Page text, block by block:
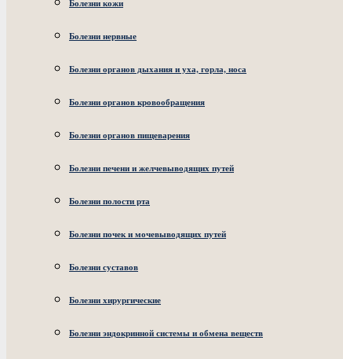
Болезни кожи
Болезни нервные
Болезни органов дыхания и уха, горла, носа
Болезни органов кровообращения
Болезни органов пищеварения
Болезни печени и желчевыводящих путей
Болезни полости рта
Болезни почек и мочевыводящих путей
Болезни суставов
Болезни хирургические
Болезни эндокринной системы и обмена веществ